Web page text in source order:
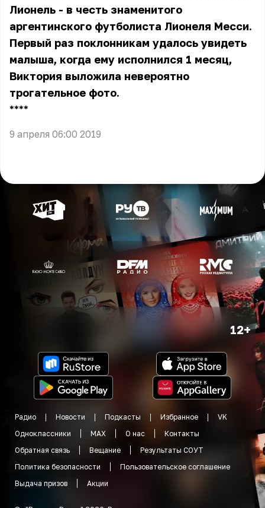
Лионель - в честь знаменитого
аргентинского футболиста Лионеля Месси.
Первый раз поклонникам удалось увидеть
малыша, когда ему исполнился 1 месяц,
Виктория выложила невероятно
трогательное фото.
** **
9 апреля 06:00 2019
12+
Радио Новости Подкасты Избранное
VK
Одноклассники
MAX О нас
Контакты
Обратная связь
Вещание
Результаты СОУТ
Политика безопасности
Пользовательское соглашение
Выдача призов
Акции